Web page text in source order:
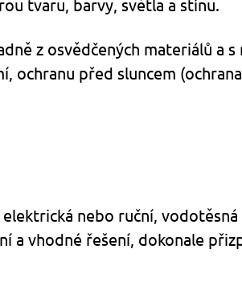
tvaru, barvy, světla a stínu.
z osvědčených materiálů a s
ochranu před sluncem
nebo ruční, vodotěsná
a vhodné řešení, dokonale